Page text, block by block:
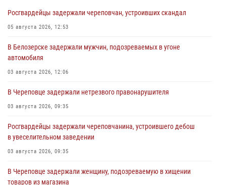
Росгвардейцы задержали череповчан, устроивших скандал
05 августа 2026, 12:53
В Белозерске задержали мужчин, подозреваемых в угоне
автомобиля
03 августа 2026, 12:06
В Череповце задержали нетрезвого правонарушителя
03 августа 2026, 09:35
Росгвардейцы задержали череповчанина, устроившего дебош
в увеселительном заведении
03 августа 2026, 09:35
В Череповце задержали женщину, подозреваемую в хищении
товаров из магазина